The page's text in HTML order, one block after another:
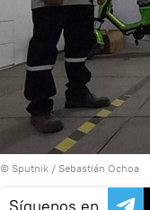
© Sputnik / Sebastián Ochoa